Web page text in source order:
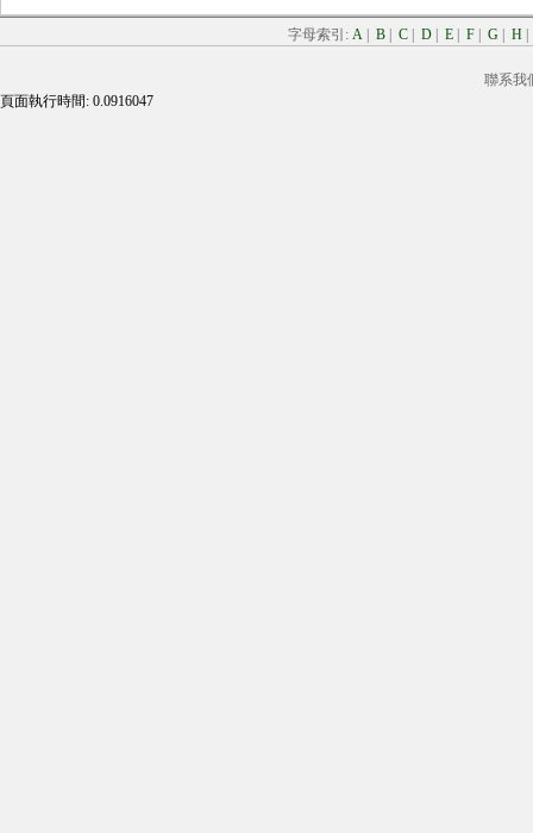
字母索引: A B C D E F G H
聯系我
頁面執行時間: 0.0916047